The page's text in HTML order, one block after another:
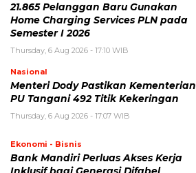
21.865 Pelanggan Baru Gunakan
Home Charging Services PLN pada
Semester I 2026
Thursday, 6 Aug 2026 - 17:10 WIB
Nasional
Menteri Dody Pastikan Kementerian
PU Tangani 492 Titik Kekeringan
Thursday, 6 Aug 2026 - 17:07 WIB
Ekonomi - Bisnis
Bank Mandiri Perluas Akses Kerja